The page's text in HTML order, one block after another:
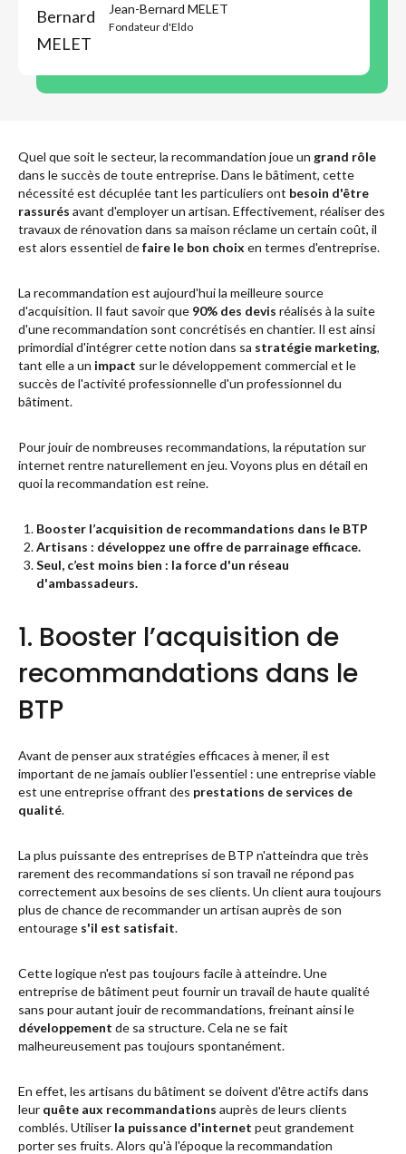
Jean-Bernard MELET
Fondateur d'Eldo
Quel que soit le secteur, la recommandation joue un grand rôle
dans le succès de toute entreprise. Dans le bâtiment, cette
nécessité est décuplée tant les particuliers ont besoin d'être
rassurés avant d'employer un artisan. Effectivement, réaliser des
travaux de rénovation dans sa maison réclame un certain coût, il
est alors essentiel defaire le bon choix en termes d'entreprise.
La recommandation est aujourd'hui la meilleure source
d'acquisition. Il faut savoir que 90% des devis réalisés à la suite
d'une recommandation sont concrétisés en chantier. Il est ainsi
primordial d'intégrer cette notion dans sa stratégie marketing,
tant elle a un impact sur le développement commercial et le
succès de l'activité professionnelle d'un professionnel du
bâtiment.
Pour jouir de nombreuses recommandations, la réputation sur
internet rentre naturellement en jeu. Voyons plus en détail en
quoi la recommandation est reine.
Booster l’acquisition de recommandations dans le BTP
Artisans : développez une offre de parrainage efficace.
Seul, c’est moins bien : la force d'un réseau
d'ambassadeurs.
1. Booster l’acquisition de
recommandations dans le
BTP
Avant de penser aux stratégies efficaces à mener, il est
important de ne jamais oublier l'essentiel : une entreprise viable
est une entreprise offrant des prestations de services de
qualité.
La plus puissante des entreprises de BTP n'atteindra que très
rarement des recommandations si son travail ne répond pas
correctement aux besoins de ses clients. Un client aura toujours
plus de chance de recommander un artisan auprès de son
entourage s'il est satisfait.
Cette logique n'est pas toujours facile à atteindre. Une
entreprise de bâtiment peut fournir un travail de haute qualité
sans pour autant jouir de recommandations, freinant ainsi le
développement de sa structure. Cela ne se fait
malheureusement pas toujours spontanément.
En effet, les artisans du bâtiment se doivent d'être actifs dans
leur quête aux recommandations auprès de leurs clients
comblés. Utiliser la puissance d'internet peut grandement
porter ses fruits. Alors qu'à l'époque la recommandation